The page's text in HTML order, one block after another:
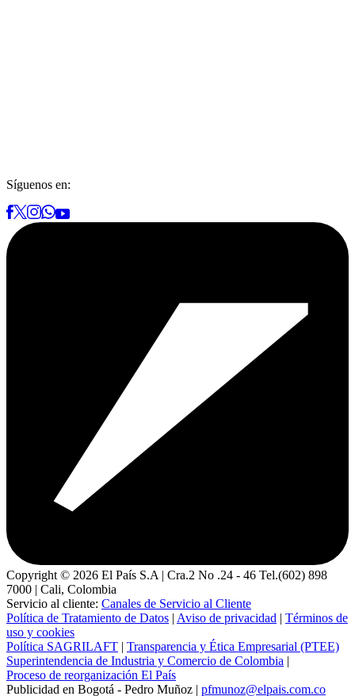
Síguenos en:
Copyright © 2026 El País S.A | Cra.2 No .24 - 46 Tel.(602) 898
7000 | Cali, Colombia
Servicio al cliente: Canales de Servicio al Cliente
Política de Tratamiento de Datos | Aviso de privacidad | Términos de
uso y cookies
Política SAGRILAFT | Transparencia y Ética Empresarial (PTEE)
Superintendencia de Industria y Comercio de Colombia |
Proceso de reorganización El País
Publicidad en Bogotá - Pedro Muñoz | pfmunoz@elpais.com.co